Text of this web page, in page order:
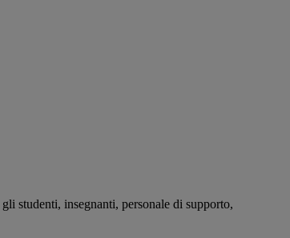
studenti, insegnanti, personale di supporto,